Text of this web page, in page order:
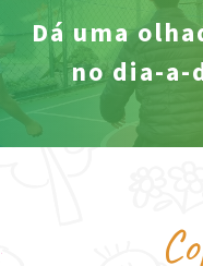
Dá uma
no dia-